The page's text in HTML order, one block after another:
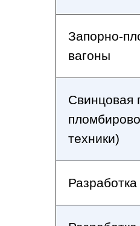
Запорно-
вагоны
Свинцовая
техники)